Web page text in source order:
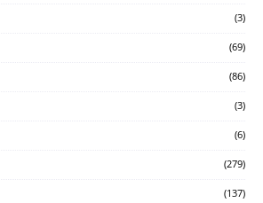
(3)
(69)
(86)
(3)
(6)
(279)
(137)